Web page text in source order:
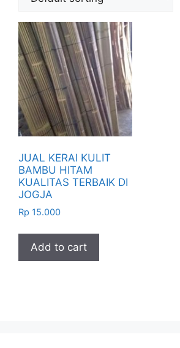
JUAL KERAI KULIT
BAMBU HITAM
KUALITAS TERBAIK DI
JOGJA
Rp 15.000
Add to cart